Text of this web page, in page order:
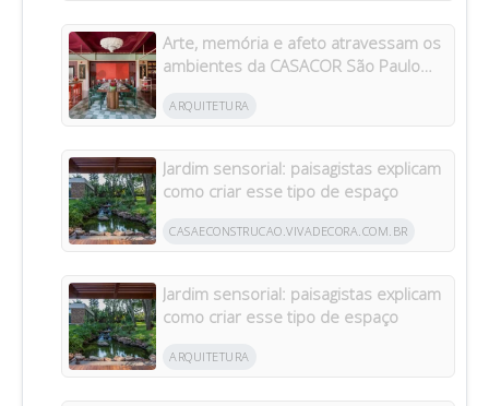
Arte, memória e afeto atravessam os
ambientes da CASACOR São Paulo
ARQUITETURA
Jardim sensorial: paisagistas explicam
como criar esse tipo de espaço
CASAECONSTRUCAO.VIVADECORA.COM.BR
Jardim sensorial: paisagistas explicam
como criar esse tipo de espaço
ARQUITETURA